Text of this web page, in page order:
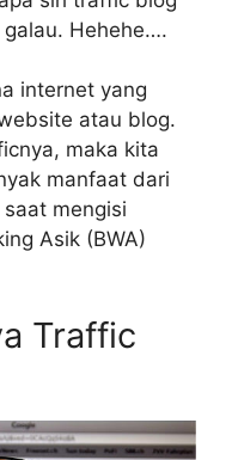
Hehehe….
internet yang
atau blog.
maka kita
manfaat dari
mengisi
Asik (BWA)
Traffic